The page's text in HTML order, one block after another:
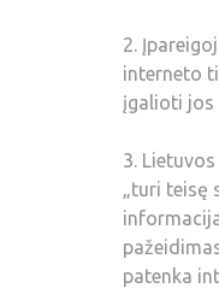
2.
interneto
įgalioti jos
3.
„turi teisę
patenka